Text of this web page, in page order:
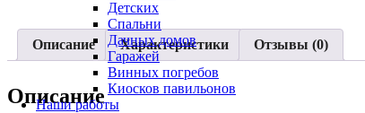
Детских
Спальни
Дачных домов
Гаражей
Винных погребов
Киосков павильонов
Наши работы
Описание Характеристики Отзывы (0)
Описание